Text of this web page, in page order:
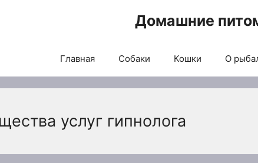
Домашние
Главная Собаки Кошки О
услуг гипнолога